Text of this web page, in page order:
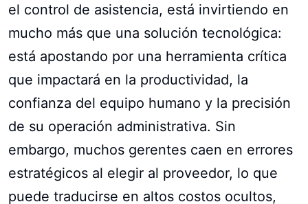
el control de asistencia, está invirtiendo en
mucho más que una solución tecnológica:
está apostando por una herramienta crítica
que impactará en la productividad, la
confianza del equipo humano y la precisión
de su operación administrativa. Sin
embargo, muchos gerentes caen en errores
estratégicos al elegir al proveedor, lo que
puede traducirse en altos costos ocultos,